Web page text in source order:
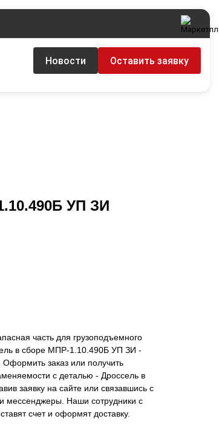
Новости Оставить заявку
УП ЗИ
часть для грузоподъемного
в сборе МПР-1.10.490Б УП ЗИ -
заказ или получить
с деталью - Дроссель в
заявку на сайте или связавшись с
мессенджеры. Наши сотрудники с
счет и оформят доставку.